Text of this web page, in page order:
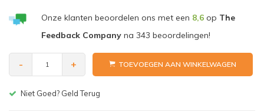
Onze klanten beoordelen ons met een 8,6op The
Feedback Companyna 343 beoordelingen!
- + TOEVOEGEN AAN WINKELWAGEN
Niet Goed? Geld Terug